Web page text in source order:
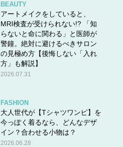
BEAUTY
アートメイクをしていると、
MRI検査が受けられない!? 「知
らないと命に関わる」と医師が
警鐘。絶対に避けるべきサロン
の見極め方【後悔しない「入れ
方」も解説】
2026.07.31
FASHION
大人世代が【Tシャツワンピ】を
今っぽく着るなら、どんなデザ
イン？合わせる小物は？
2026.06.28